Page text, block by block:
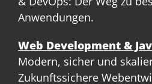
Anwendungen.
Web Development &
Modern, sicher und
Zukunftssichere